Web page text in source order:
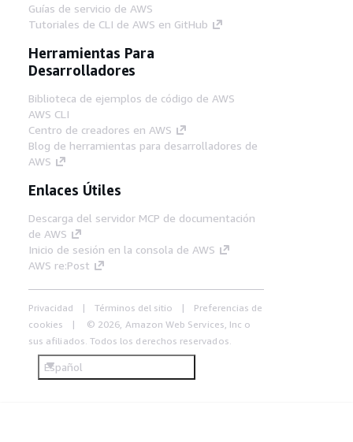
Guías de servicio de AWS
Tutoriales de CLI de AWS en GitHub
Herramientas Para
Desarrolladores
Biblioteca de ejemplos de código de AWS
AWS CLI
Centro de creadores en AWS
Blog de herramientas para desarrolladores de
AWS
Enlaces Útiles
Descarga del servidor MCP de documentación
de AWS
Inicio de sesión en la consola de AWS
AWS re:Post
Privacidad Términos del sitio
Preferencias de
cookies
© 2026, Amazon Web Services, Inc o
sus afiliados. Todos los derechos reservados.
Español